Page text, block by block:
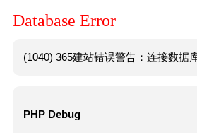
Database Error
(1040) 365建站错误警告：连接数据
PHP Debug